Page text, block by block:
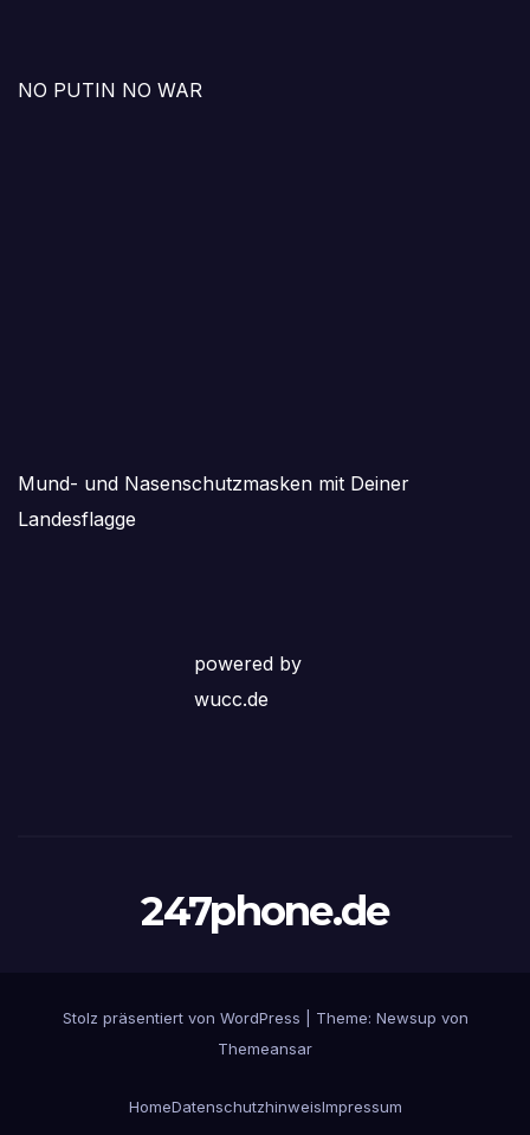
NO PUTIN NO WAR
Mund- und Nasenschutzmasken mit Deiner
Landesflagge
powered by
wucc.de
247phone.de
Stolz präsentiert von WordPress
Theme: Newsup von
Themeansar
HomeDatenschutzhinweisImpressum